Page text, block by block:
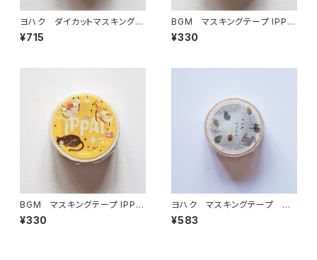
ヨハク ダイカットマスキングテ
ープ ソナタ YD-006
¥715
BGM マスキングテープ IPPA
I・犬がいっぱい
¥330
BGM マスキングテープ IPPA
I・猫がいっぱい
¥330
ヨハク マスキングテープ エ
ゾリス Y-190
¥583